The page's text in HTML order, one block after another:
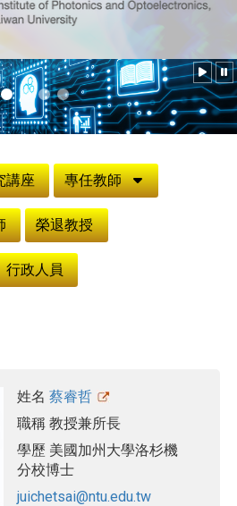
講座 專任教師
榮退教授
行政人員
姓名 蔡睿哲
職稱 教授兼所長
學歷 美國加州大學洛杉機
分校博士
juichetsai@ntu.edu.tw